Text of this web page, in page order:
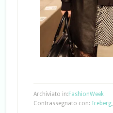
Archiviato in: FashionWeek
Contrassegnato con: Iceberg,